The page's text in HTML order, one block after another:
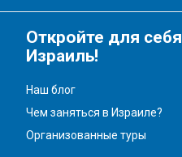
Откройте для себя
Израиль!
Наш блог
Чем заняться в Израиле?
Организованные туры